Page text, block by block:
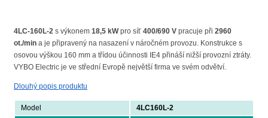
4LC-160L-2 s výkonem 18,5 kWpro síť 400/690 V pracuje při 2960
ot./min a je připravený na nasazení v náročném provozu. Konstrukce s
osovou výškou 160 mm a třídou účinnosti IE4 přináší nižší provozní ztráty.
VYBO Electric je ve střední Evropě největší firma ve svém odvětví.
Dlouhý popis produktu
Model
4LC160L-2